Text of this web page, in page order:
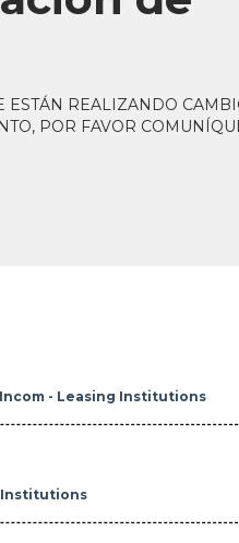
REALIZANDO
POR FAVOR
- Leasing Institutions
Institutions